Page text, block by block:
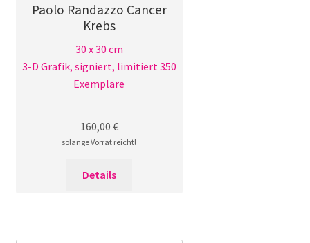
Paolo Randazzo Cancer
Krebs
30 x 30 cm
3-D Grafik, signiert, limitiert 350
Exemplare
160,00 €
solange Vorrat reicht!
Details